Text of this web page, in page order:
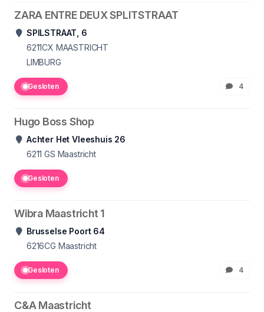
ZARA ENTRE DEUX SPLITSTRAAT
SPILSTRAAT, 6
6211CX MAASTRICHT
LIMBURG
Gesloten 4
Hugo Boss Shop
Achter Het Vleeshuis 26
6211 GS Maastricht
Gesloten
Wibra Maastricht 1
Brusselse Poort 64
6216CG Maastricht
Gesloten 4
C&A Maastricht